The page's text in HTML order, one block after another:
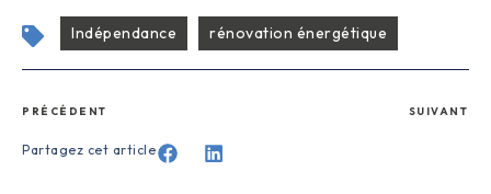
Indépendance rénovation énergétique
PRÉCÉDENT SUIVANT
Partagez cet article